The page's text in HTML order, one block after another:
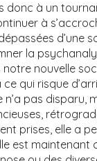
donc à un
à
d’une
la
nouvelle
ce qui risque
n’a pas disparu,
prises, elle a
est maintenant